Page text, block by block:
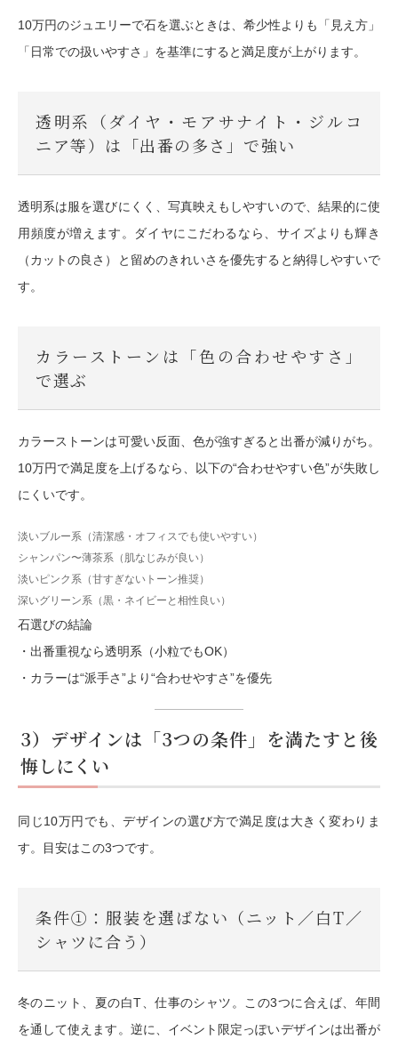
10万円のジュエリーで石を選ぶときは、希少性よりも
「見え方」
「日常での扱いやすさ」 を基準にすると満足度が上がります。
透明系（ダイヤ・モアサナイト・ジルコ
ニア等）は「出番の多さ」で強い
透明系は服を選びにくく、写真映えもしやすいので、結果的に使
用頻度が増えます。ダイヤにこだわるなら、サイズよりも輝き
（カットの良さ）
と 留めのきれいさ を優先すると納得しやすいで
す。
カラーストーンは「色の合わせやすさ」
で選ぶ
カラーストーンは可愛い反面、色が強すぎると出番が減りがち。
10万円で満足度を上げるなら、以下の“合わせやすい色”が失敗し
にくいです。
淡いブルー系（清潔感・オフィスでも使いやすい）
シャンパン〜薄茶系（肌なじみが良い）
淡いピンク系（甘すぎないトーン推奨）
深いグリーン系（黒・ネイビーと相性良い）
石選びの結論
・出番重視なら透明系（小粒でもOK）
・カラーは“派手さ”より“合わせやすさ”を優先
3）デザインは「3つの条件」を満たすと後
悔しにくい
同じ10万円でも、デザインの選び方で満足度は大きく変わりま
す。目安はこの3つです。
条件①：服装を選ばない（ニット／白T／
シャツに合う）
冬のニット、夏の白T、仕事のシャツ。この3つに合えば、年間
を通して使えます。逆に、イベント限定っぽいデザインは出番が